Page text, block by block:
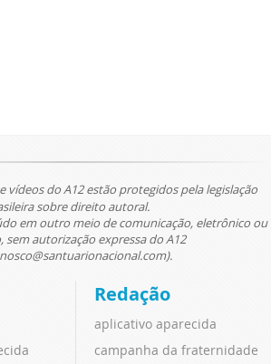
vídeos do A12 estão protegidos pela legislação
sobre direito autoral.
em outro meio de comunicação, eletrônico ou
sem autorização expressa do A12
Redação
aplicativo aparecida
campanha da fraternidade